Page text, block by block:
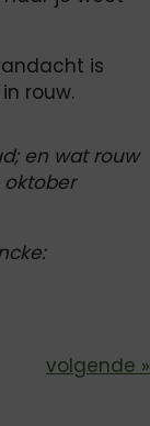
is
rouw.
en wat rouw
volgende »